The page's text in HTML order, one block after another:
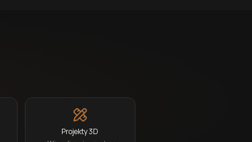
Projekty 3D